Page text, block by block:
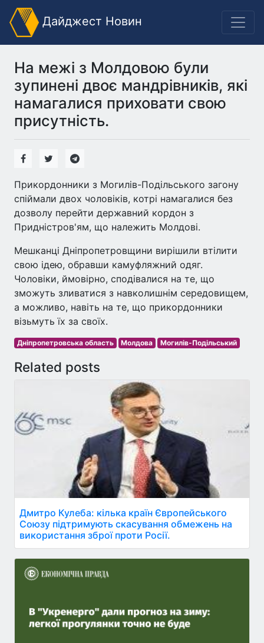
Дайджест Новин
На межі з Молдовою були
зупинені двоє мандрівників, які
намагалися приховати свою
присутність.
Прикордонники з Могилів-Подільського загону
спіймали двох чоловіків, котрі намагалися без
дозволу перейти державний кордон з
Придністров'ям, що належить Молдові.
Мешканці Дніпропетровщини вирішили втілити
свою ідею, обравши камуфляжний одяг.
Чоловіки, ймовірно, сподівалися на те, що
зможуть зливатися з навколишнім середовищем,
а можливо, навіть на те, що прикордонники
візьмуть їх за своїх.
Дніпропетровська область Молдова Могилів-Подільський
Related posts
Дмитро Кулеба: кілька країн Європейського
Союзу підтримують скасування обмежень на
використання зброї проти Росії.